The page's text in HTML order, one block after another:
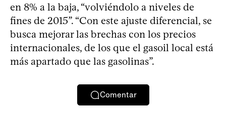
en 8% a la baja, “volviéndolo a niveles de
fines de 2015”. “Con este ajuste diferencial, se
busca mejorar las brechas con los precios
internacionales, de los que el gasoil local está
más apartado que las gasolinas”.
Comentar